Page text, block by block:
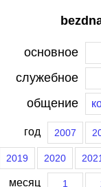
основное
служебное
общение
год 2007
2019 2020 2021
месяц 1